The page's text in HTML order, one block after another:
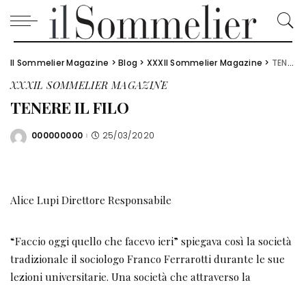
Il Sommelier Magazine >Blog > XXXIl Sommelier Magazine > TENERE IL FILO
XXXIL SOMMELIER MAGAZINE
TENERE IL FILO
Posted
000000000 25/03/2020
Alice Lupi Direttore Responsabile
“Faccio oggi quello che facevo ieri” spiegava così la società
tradizionale il sociologo Franco Ferrarotti durante le sue
lezioni universitarie. Una società che attraverso la